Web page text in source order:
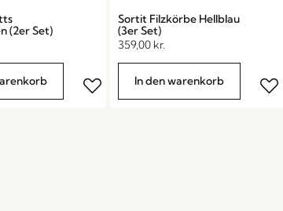
(2er Set)
Sortit Filzkörbe Hellblau
(3er Set)
359,00 kr.
In den warenkorb